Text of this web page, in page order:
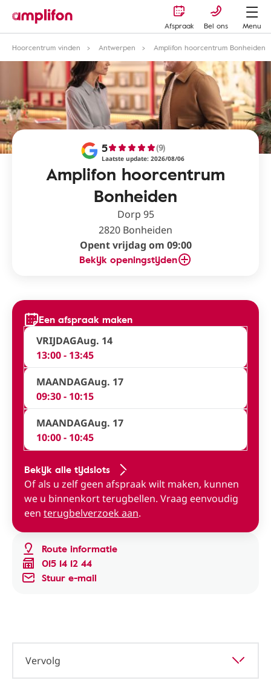
Afspraak Bel ons
Menu
Hoorcentrum vinden
Antwerpen Amplifon hoorcentrum Bonheiden
Amplifon hoorcentrum
Bonheiden
5 (9)
Laatste update: 2026/08/06
Dorp 95
2820 Bonheiden
Opent vrijdag om 09:00
Bekijk openingstijden
Route informatie
015 14 12 44
Stuur e-mail
Een afspraak maken
VRIJDAGAug. 14
13:00 - 13:45
MAANDAGAug. 17
09:30 - 10:15
MAANDAGAug. 17
10:00 - 10:45
Bekijk alle tijdslots
Of als u zelf geen afspraak wilt maken, kunnen
we u binnenkort terugbellen. Vraag eenvoudig
een terugbelverzoek aan.
Vervolg